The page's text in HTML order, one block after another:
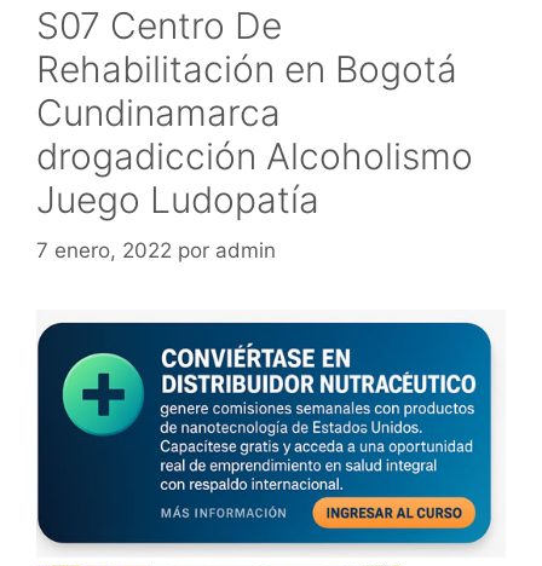
S07 Centro De
Rehabilitación en Bogotá
Cundinamarca
drogadicción Alcoholismo
Juego Ludopatía
7 enero, 2022 por admin